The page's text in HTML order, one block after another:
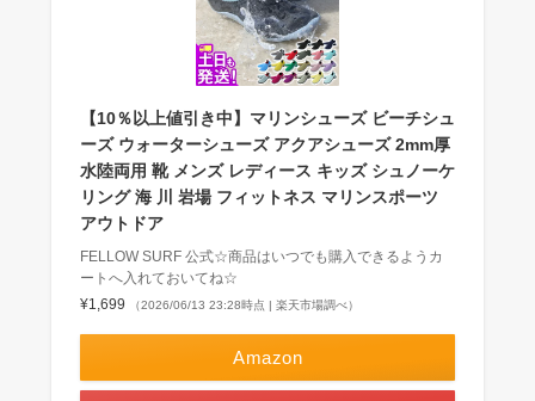
【10％以上値引き中】マリンシューズ ビーチシュ
ーズ ウォーターシューズ アクアシューズ 2mm厚
水陸両用 靴 メンズ レディース キッズ シュノーケ
リング 海 川 岩場 フィットネス マリンスポーツ
アウトドア
FELLOW SURF 公式☆商品はいつでも購入できるようカ
ートへ入れておいてね☆
¥1,699
（2026/06/13 23:28時点 | 楽天市場調べ）
Amazon